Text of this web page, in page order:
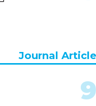
Journal Article
9